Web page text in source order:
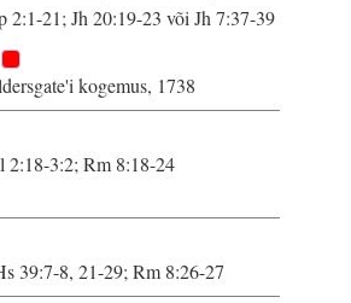
2:1-21; Jh 20:19-23 või Jh 7:37-39
kogemus, 1738
2:18-3:2; Rm 8:18-24
39:7-8, 21-29; Rm 8:26-27